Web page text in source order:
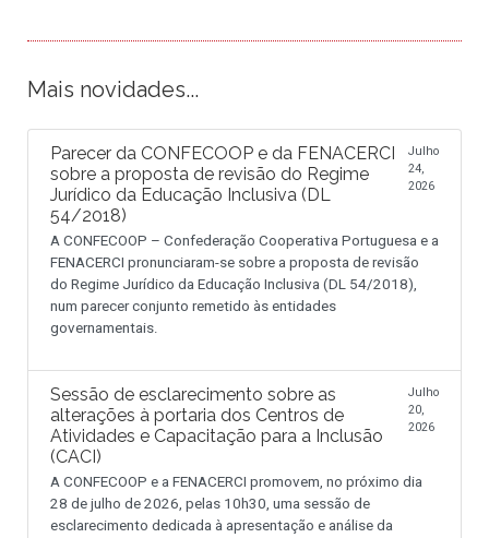
Mais novidades...
Parecer da CONFECOOP e da FENACERCI
sobre a proposta de revisão do Regime
Jurídico da Educação Inclusiva (DL
54/2018)
Julho
24,
2026
A CONFECOOP – Confederação Cooperativa Portuguesa e a
FENACERCI pronunciaram-se sobre a proposta de revisão
do Regime Jurídico da Educação Inclusiva (DL 54/2018),
num parecer conjunto remetido às entidades
governamentais.
Sessão de esclarecimento sobre as
alterações à portaria dos Centros de
Atividades e Capacitação para a Inclusão
(CACI)
Julho
20,
2026
A CONFECOOP e a FENACERCI promovem, no próximo dia
28 de julho de 2026, pelas 10h30, uma sessão de
esclarecimento dedicada à apresentação e análise da